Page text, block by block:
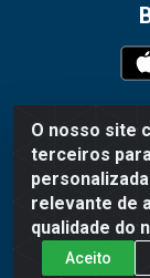
O nosso site
terceiros
relevante de
qualidade do
Aceito
WR
Grogotó -